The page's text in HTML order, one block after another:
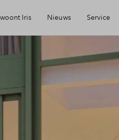
Iris
Huysinc
Siematic
Nieuws Service
Mijn Eigen Huis
Financiele check